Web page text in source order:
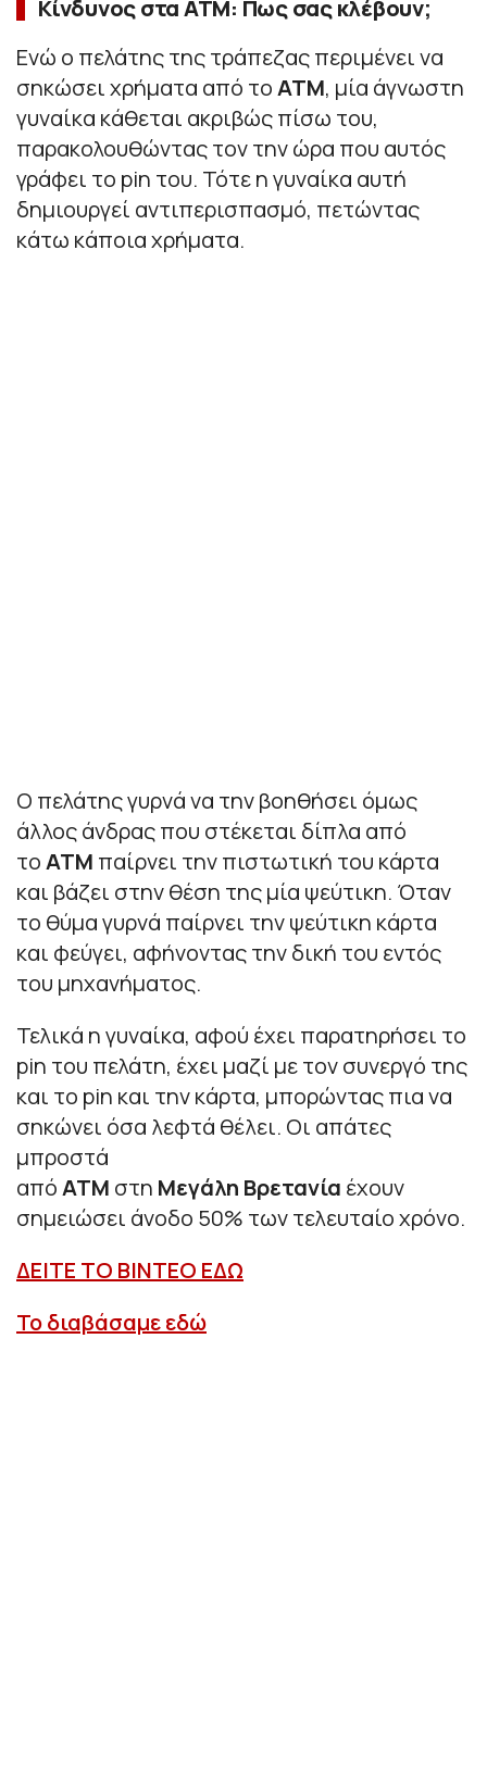
Κίνδυνος στα ATM: Πως σας κλέβουν;
Ενώ ο πελάτης της τράπεζας περιμένει να
σηκώσει χρήματα από τοΑΤΜ, μία άγνωστη
γυναίκα κάθεται ακριβώς πίσω του,
παρακολουθώντας τον την ώρα που αυτός
γράφει το pin του. Τότε η γυναίκα αυτή
δημιουργεί αντιπερισπασμό, πετώντας
κάτω κάποια χρήματα.
Ο πελάτης γυρνά να την βοηθήσει όμως
άλλος άνδρας που στέκεται δίπλα από
τοΑΤΜ παίρνει την πιστωτική του κάρτα
και βάζει στην θέση της μία ψεύτικη. Όταν
το θύμα γυρνά παίρνει την ψεύτικη κάρτα
και φεύγει, αφήνοντας την δική του εντός
του μηχανήματος.
Τελικά η γυναίκα, αφού έχει παρατηρήσει το
pin του πελάτη, έχει μαζί με τον συνεργό της
και το pin και την κάρτα, μπορώντας πια να
σηκώνει όσα λεφτά θέλει. Οι απάτες
μπροστά
απόΑΤΜ στη Μεγάλη Βρετανία έχουν
σημειώσει άνοδο 50% των τελευταίο χρόνο.
ΔΕΙΤΕ ΤΟ ΒΙΝΤΕΟ ΕΔΩ
Το διαβάσαμε εδώ